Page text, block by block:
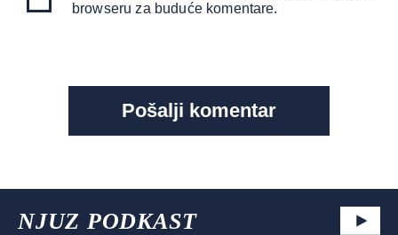
browseru za buduće komentare.
NJUZ PODKAST